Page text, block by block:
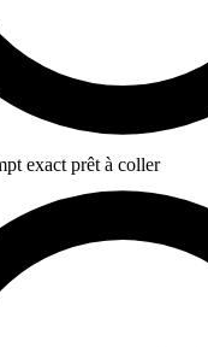
exact prêt à coller